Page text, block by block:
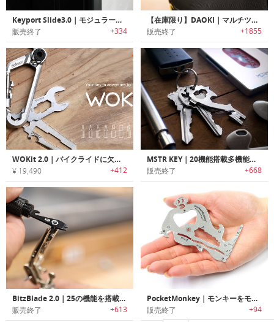
Keyport Slide3.0｜モジュラー式マルチキーツール「キーポートスライド3.0」
販売終了 +334
【在庫限り】DAOKI｜マルチツール搭載7イン1サバイバルカラビナ
販売終了 +1855
WOKit 2.0｜バイクライドに欠かせないカラビナデザインユニバーサルマルチツール「ウォキット2.0」
¥ 19,490 +412
MSTR KEY｜20機能搭載多機能マルチキーツール「マスターキー」
販売終了 +668
BitzBlade 2.0｜25の機能を搭載したEDCマルチツール「ビッツブレード2.0」
販売終了 +613
PocketMonkey｜モンキーをモチーフにした多機能マルチツール「ポケットモンキー」
販売終了 +94